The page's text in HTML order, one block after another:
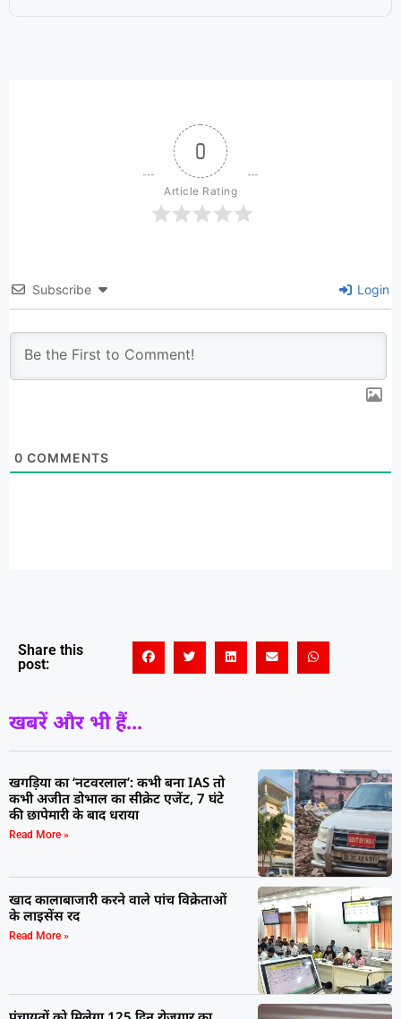
0
Article Rating
Subscribe Login
0 COMMENTS
Share this
post:
खबरें और भी हैं...
खगड़िया का ‘नटवरलाल’: कभी बना IAS तो
कभी अजीत डोभाल का सीक्रेट एजेंट, 7 घंटे
की छापेमारी के बाद धराया
Read More »
खाद कालाबाजारी करने वाले पांच विक्रेताओं
के लाइसेंस रद
Read More »